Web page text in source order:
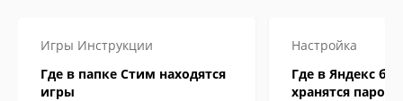
Игры Инструкции
Где в папке Стим находятся
игры
Настройка
Где в Яндекс
хранятся пароли